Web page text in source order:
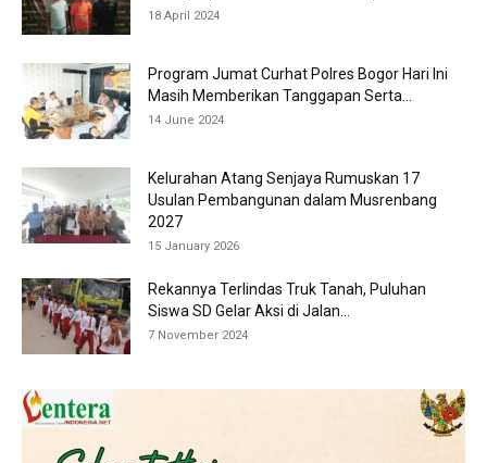
18 April 2024
Program Jumat Curhat Polres Bogor Hari Ini
Masih Memberikan Tanggapan Serta...
14 June 2024
Kelurahan Atang Senjaya Rumuskan 17
Usulan Pembangunan dalam Musrenbang
2027
15 January 2026
Rekannya Terlindas Truk Tanah, Puluhan
Siswa SD Gelar Aksi di Jalan...
7 November 2024